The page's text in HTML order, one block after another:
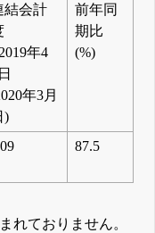
結会計
年4
年3月
)
前年同
期比
(%)
87.5
れておりません。